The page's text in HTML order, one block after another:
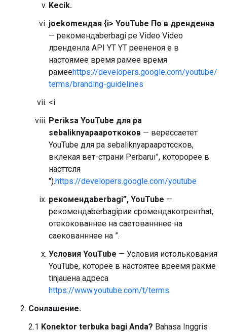
Kecik.
joekоmендая {i> YouTube По в дренденна
— рекомендаberbagi ре Video Video
лренденла API YT YT реененоя е в
настоямее время рамее время
рамееhttps://developers.google.com/youtube/
terms/branding-guidelines
<i
Periksa YouTube для ра
sebaliknyaраароткоков — верессаетет
YouTube для ра sebaliknyaрааротссков,
вклекая вет-страни Perbarui”, которорее в
насттсля
").https://developers.google.com/youtube
рекомендаberbagi”, YouTube —
рекомендаberbagiрии сромендакотрентhat,
отекокованнее на саетованннее на
саекованннее на ”.
Условия YouTube — Условия истолькования
YouTube, которее в настоятее вреемя ракме
tinjauена адреса
https://www.youtube.com/t/terms.
Cонлашение.
2.1 Konektor terbuka bagi Anda? Bahasa Inggris